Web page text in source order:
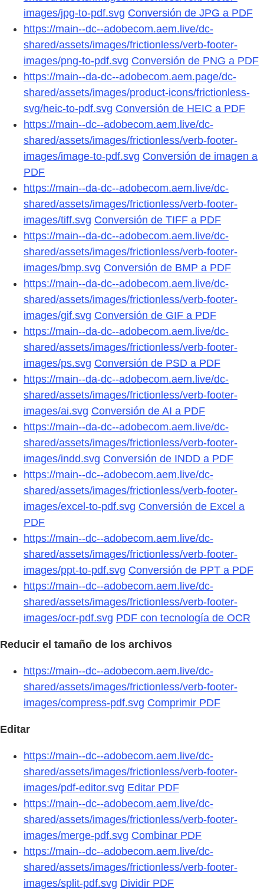
images/jpg-to-pdf.svg Conversión de JPG a PDF
https://main--dc--adobecom.aem.live/dc-
shared/assets/images/frictionless/verb-footer-
images/png-to-pdf.svg Conversión de PNG a PDF
https://main--da-dc--adobecom.aem.page/dc-
shared/assets/images/product-icons/frictionless-
svg/heic-to-pdf.svg Conversión de HEIC a PDF
https://main--dc--adobecom.aem.live/dc-
shared/assets/images/frictionless/verb-footer-
images/image-to-pdf.svg Conversión de imagen a
PDF
https://main--da-dc--adobecom.aem.live/dc-
shared/assets/images/frictionless/verb-footer-
images/tiff.svg Conversión de TIFF a PDF
https://main--da-dc--adobecom.aem.live/dc-
shared/assets/images/frictionless/verb-footer-
images/bmp.svg Conversión de BMP a PDF
https://main--da-dc--adobecom.aem.live/dc-
shared/assets/images/frictionless/verb-footer-
images/gif.svg Conversión de GIF a PDF
https://main--da-dc--adobecom.aem.live/dc-
shared/assets/images/frictionless/verb-footer-
images/ps.svg Conversión de PSD a PDF
https://main--da-dc--adobecom.aem.live/dc-
shared/assets/images/frictionless/verb-footer-
images/ai.svg Conversión de AI a PDF
https://main--da-dc--adobecom.aem.live/dc-
shared/assets/images/frictionless/verb-footer-
images/indd.svg Conversión de INDD a PDF
https://main--dc--adobecom.aem.live/dc-
shared/assets/images/frictionless/verb-footer-
images/excel-to-pdf.svg Conversión de Excel a
PDF
https://main--dc--adobecom.aem.live/dc-
shared/assets/images/frictionless/verb-footer-
images/ppt-to-pdf.svg Conversión de PPT a PDF
https://main--dc--adobecom.aem.live/dc-
shared/assets/images/frictionless/verb-footer-
images/ocr-pdf.svg PDF con tecnología de OCR
Reducir el tamaño de los archivos
https://main--dc--adobecom.aem.live/dc-
shared/assets/images/frictionless/verb-footer-
images/compress-pdf.svg Comprimir PDF
Editar
https://main--dc--adobecom.aem.live/dc-
shared/assets/images/frictionless/verb-footer-
images/pdf-editor.svg Editar PDF
https://main--dc--adobecom.aem.live/dc-
shared/assets/images/frictionless/verb-footer-
images/merge-pdf.svg Combinar PDF
https://main--dc--adobecom.aem.live/dc-
shared/assets/images/frictionless/verb-footer-
images/split-pdf.svg Dividir PDF